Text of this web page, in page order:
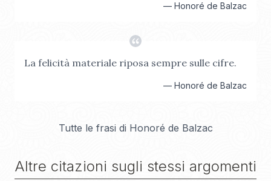
— Honoré de Balzac
La felicità materiale riposa sempre sulle cifre.
— Honoré de Balzac
Tutte le frasi di Honoré de Balzac
Altre citazioni sugli stessi argomenti